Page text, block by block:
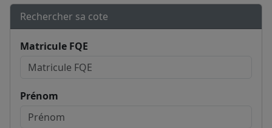
Rechercher sa cote
Matricule FQE
Prénom